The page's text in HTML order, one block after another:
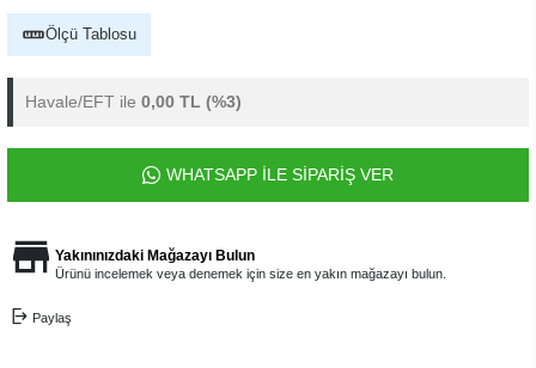
Ölçü Tablosu
Havale/EFT ile 0,00 TL (%3)
WHATSAPP İLE SİPARİŞ VER
Yakınınızdaki Mağazayı Bulun
Ürünü incelemek veya denemek için size en yakın mağazayı bulun.
Paylaş